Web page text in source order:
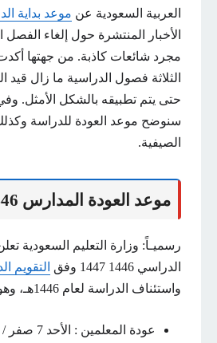
العربية السعودية عن موعد بداية
الأخبار المنتشرة حول إلغاء الفصل
مجرد شائعات كاذبة. من جهتها
الثلاثة فصول الدراسية ما زال قيد
حتى يتم تطبيقه بالشكل الأمثل.
سنوضح موعد العودة للدراسة وكذلك
الصيفية.
موعد العودة المدارس 1446هـ
رسميـاً: وزارة التعليم السعودية
الدراسي 1446 1447 وفق
التقويم
واستئناف الدراسة لعام 1446هـ، وهو على النحو التالي:
عودة المعلمين : الأحد 7 صفر / 11 أغسطس .